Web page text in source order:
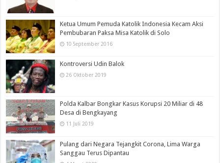
Ketua Umum Pemuda Katolik Indonesia Kecam Aksi
Pembubaran Paksa Misa Katolik di Solo
10 September 2016
Kontroversi Udin Balok
26 Oktober 2019
Polda Kalbar Bongkar Kasus Korupsi 20 Miliar di 48
Desa di Bengkayang
11 Juli 2019
Pulang dari Negara Tejangkit Corona, Lima Warga
Sanggau Terus Dipantau